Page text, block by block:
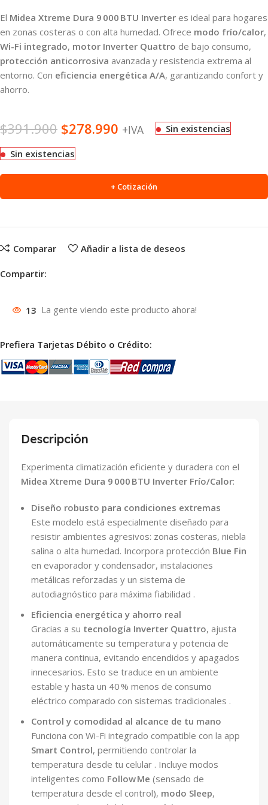
El Midea Xtreme Dura 9 000 BTU Inverter es ideal para hogares
en zonas costeras o con alta humedad. Ofrece modo frío/calor,
Wi-Fi integrado, motor Inverter Quattro de bajo consumo,
protección anticorrosiva avanzada y resistencia extrema al
entorno. Con eficiencia energética A/A, garantizando confort y
ahorro.
$391.900 $278.990 +IVA Sin existencias
Sin existencias
+ Cotización
Comparar Añadir a lista de deseos
Compartir:
13 La gente viendo este producto ahora!
Prefiera Tarjetas Débito o Crédito:
Descripción
Experimenta climatización eficiente y duradera con el
Midea Xtreme Dura 9 000 BTU Inverter Frío/Calor:
Diseño robusto para condiciones extremas
Este modelo está especialmente diseñado para
resistir ambientes agresivos: zonas costeras, niebla
salina o alta humedad. Incorpora protección Blue Fin
en evaporador y condensador, instalaciones
metálicas reforzadas y un sistema de
autodiagnóstico para máxima fiabilidad .
Eficiencia energética y ahorro real
Gracias a su tecnología Inverter Quattro, ajusta
automáticamente su temperatura y potencia de
manera continua, evitando encendidos y apagados
innecesarios. Esto se traduce en un ambiente
estable y hasta un 40 % menos de consumo
eléctrico comparado con sistemas tradicionales .
Control y comodidad al alcance de tu mano
Funciona con Wi-Fi integrado compatible con la app
Smart Control, permitiendo controlar la
temperatura desde tu celular . Incluye modos
inteligentes como Follow Me (sensado de
temperatura desde el control), modo Sleep,